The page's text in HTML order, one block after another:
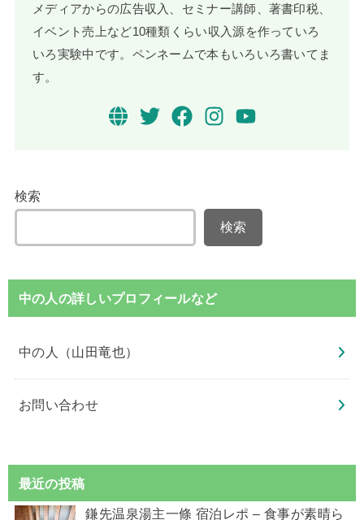
メディアからの広告収入、セミナー講師、著書印税、
イベント売上など10種類くらい収入源を作っていろ
いろ実験中です。ペンネームで本もいろいろ書いてま
す。
検索
検索
中の人の詳しいプロフィールなど
中の人（山田竜也）
お問い合わせ
最近の投稿
鎌先温泉湯主一條 宿泊レポ – 食事が素晴ら